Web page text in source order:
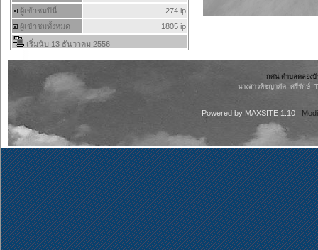
กศน.ตำบลคลองบ้
นางสาวพิชญาภัค ศรีรักษ์
Powered by MAXSITE 1.10